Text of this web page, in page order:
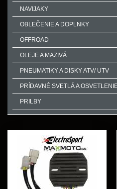
NAVIJAKY
OBLEČENIE A DOPLNKY
OFFROAD
OLEJE A MAZIVÁ
PNEUMATIKY A DISKY ATV/ UTV
PRÍDAVNÉ SVETLÁ A
PRILBY